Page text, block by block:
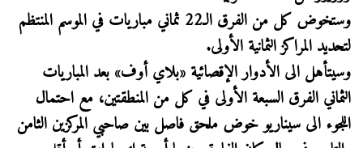
وستخوض كل من الفرق الـ22 ثماني مباريات في الموسم المنتظم
لتحديد المراكز الثمانية الأولى.
وسيتأهل الى الأدوار الإقصائية «بلاي أوف» بعد المباريات
الثماني الفرق السبعة الأولى في كل من المنطقتين، مع احتمال
اللجوء الى سيناريو خوض ملحق فاصل بين صاحبي المركزين الثامن